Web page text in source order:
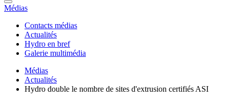
Médias
Contacts médias
Actualités
Hydro en bref
Galerie multimédia
Médias
Actualités
Hydro double le nombre de sites d'extrusion certifiés ASI